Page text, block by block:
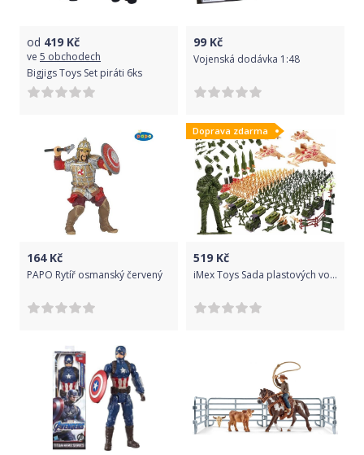
od 419 Kč
ve 5 obchodech
Bigjigs Toys Set piráti 6ks
99 Kč
Vojenská dodávka 1:48
164Kč
PAPO Rytíř osmanský červený
Doprava zdarma
519 Kč
iMex Toys Sada plastových vojáčků s příslušenstvím 307 dílů